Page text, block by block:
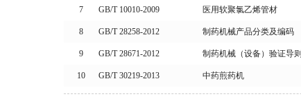
7 GB/T 10010-2009 医用软聚氯乙烯管材
8 GB/T 28258-2012 制药机械产品分类及编码
9 GB/T 28671-2012 制药机械（设备）验证导则
10 GB/T 30219-2013 中药煎药机